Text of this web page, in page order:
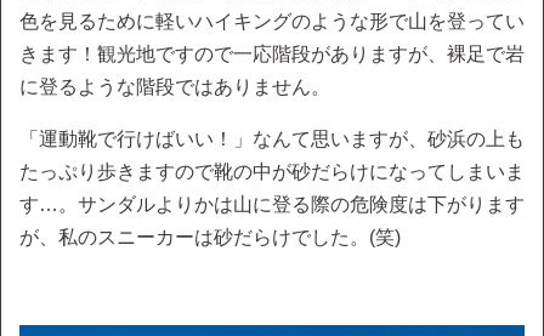
色を見るために軽いハイキングのような形で山を登ってい
きます！観光地ですので一応階段がありますが、裸足で岩
に登るような階段ではありません。
「運動靴で行けばいい！」なんて思いますが、砂浜の上も
たっぷり歩きますので靴の中が砂だらけになってしまいま
す…。サンダルよりかは山に登る際の危険度は下がります
が、私のスニーカーは砂だらけでした。(笑)